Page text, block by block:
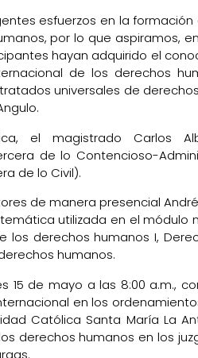
esfuerzos en la
por lo que aspiramos,
hayan adquirido el
de los derechos
universales de
el magistrado Carlos
de lo Contencioso-
de lo Civil).
de manera presencial
utilizada en el módulo
los derechos humanos I,
humanos.
de mayo a las 8:00 a.m.,
en los
Católica Santa María La
derechos humanos en los